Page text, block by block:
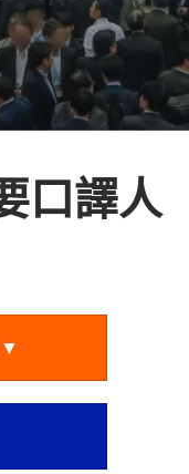
口譯人
▼